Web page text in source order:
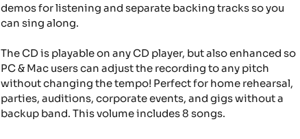
demos for listening and separate backing tracks so you
can sing along.
The CD is playable on any CD player, but also enhanced so
PC & Mac users can adjust the recording to any pitch
without changing the tempo! Perfect for home rehearsal,
parties, auditions, corporate events, and gigs without a
backup band. This volume includes 8 songs.